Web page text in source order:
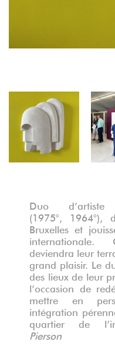
Duo d’artiste
(1975°, 1964°),
Bruxelles et
deviendra leur
grand plaisir. Le
des lieux de leur
l’occasion de
mettre en
intégration
quartier de
Pierson